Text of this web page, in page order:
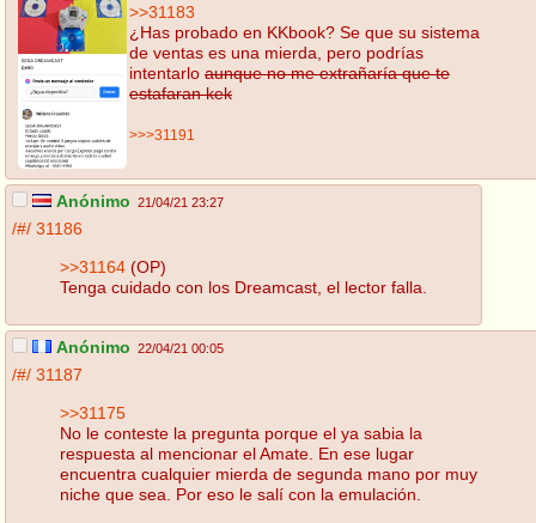
>>31183
¿Has probado en KKbook? Se que su sistema
de ventas es una mierda, pero podrías
intentarlo aunque no me extrañaría que te
estafaran kek
>>>31191
Anónimo 21/04/21 23:27
/#/ 31186
>>31164 (OP)
Tenga cuidado con los Dreamcast, el lector falla.
Anónimo 22/04/21 00:05
/#/ 31187
>>31175
No le conteste la pregunta porque el ya sabia la
respuesta al mencionar el Amate. En ese lugar
encuentra cualquier mierda de segunda mano por muy
niche que sea. Por eso le salí con la emulación.